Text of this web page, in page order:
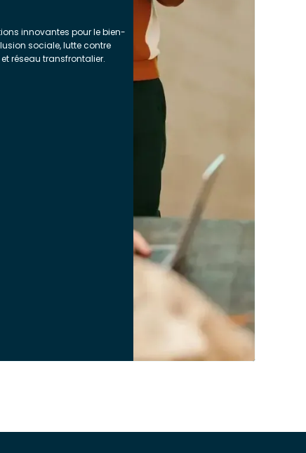
innovantes pour le bien-
sociale, lutte contre
réseau transfrontalier.